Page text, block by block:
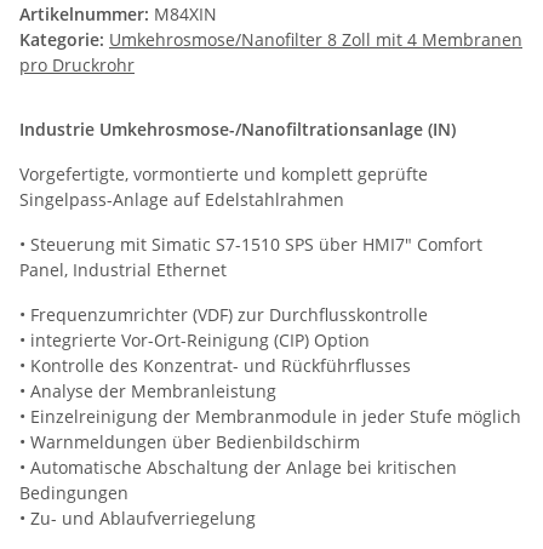
Artikelnummer: M84XIN
Kategorie: Umkehrosmose/Nanofilter 8 Zoll mit 4 Membranen
pro Druckrohr
Industrie Umkehrosmose-/Nanofiltrationsanlage (IN)
Vorgefertigte, vormontierte und komplett geprüfte
Singelpass-Anlage auf Edelstahlrahmen
• Steuerung mit Simatic S7-1510 SPS über HMI7" Comfort
Panel, Industrial Ethernet
• Frequenzumrichter (VDF) zur Durchflusskontrolle
• integrierte Vor-Ort-Reinigung (CIP) Option
• Kontrolle des Konzentrat- und Rückführflusses
• Analyse der Membranleistung
• Einzelreinigung der Membranmodule in jeder Stufe möglich
• Warnmeldungen über Bedienbildschirm
• Automatische Abschaltung der Anlage bei kritischen
Bedingungen
• Zu- und Ablaufverriegelung